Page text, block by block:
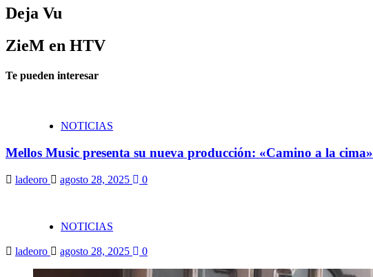
Deja Vu
ZieM en HTV
Te pueden interesar
NOTICIAS
Mellos Music presenta su nueva producción: «Camino a la cima»
ladeoro agosto 28, 2025 0
NOTICIAS
ladeoro agosto 28, 2025 0